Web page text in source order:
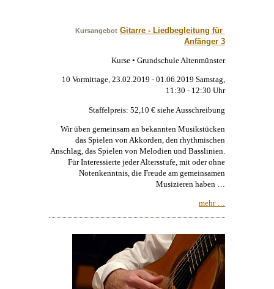
Kursangebot Gitarre - Liedbegleitung für
Anfänger 3
Kurse • Grundschule Altenmünster
10 Vormittage, 23.02.2019 - 01.06.2019 Samstag,
11:30 - 12:30 Uhr
Staffelpreis: 52,10 € siehe Ausschreibung
Wir üben gemeinsam an bekannten Musikstücken
das Spielen von Akkorden, den rhythmischen
Anschlag, das Spielen von Melodien und Basslinien.
Für Interessierte jeder Altersstufe, mit oder ohne
Notenkenntnis, die Freude am gemeinsamen
Musizieren haben …
mehr …